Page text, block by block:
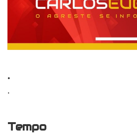
.
.
Tempo